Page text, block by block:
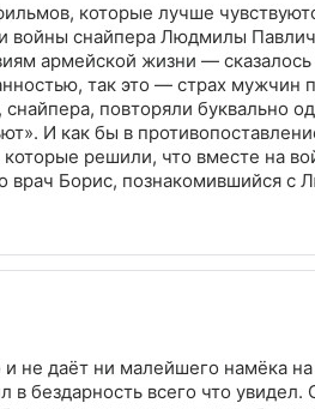
которые лучше
войны снайпера Людмилы
армейской жизни —
так это — страх мужчин
повторяли буквально
И как бы в
решили, что вместе на
врач Борис, познакомившийся
и мягкой твёрдостью в
Людмила пережила гибель
Героем Советского Союза,
Именно поэтому
его суть.
не даёт ни малейшего намёка на
бездарность всего что